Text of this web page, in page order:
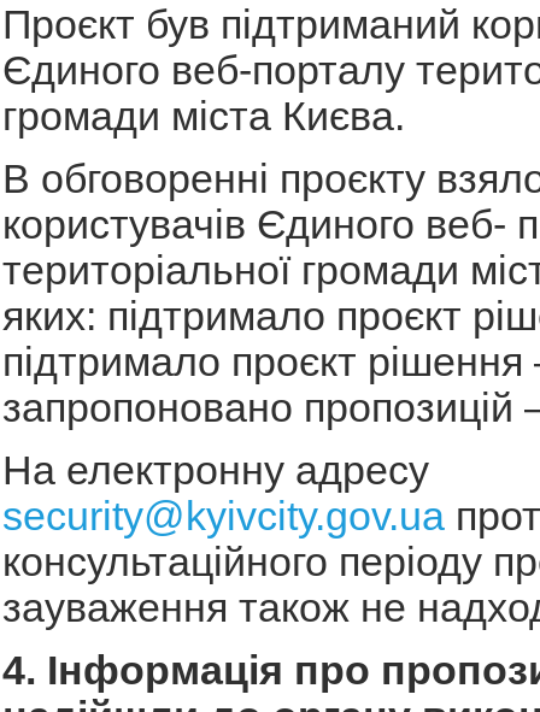
Проєкт був підтриманий
Єдиного веб-порталу
громади міста Києва.
В обговоренні проєкту
користувачів Єдиного веб-
територіальної громади
яких: підтримало проєкт
підтримало проєкт рішення
запропоновано пропозицій
На електронну адресу
security@kyivcity.gov.ua
консультаційного періоду
зауваження також не
4. Інформація про